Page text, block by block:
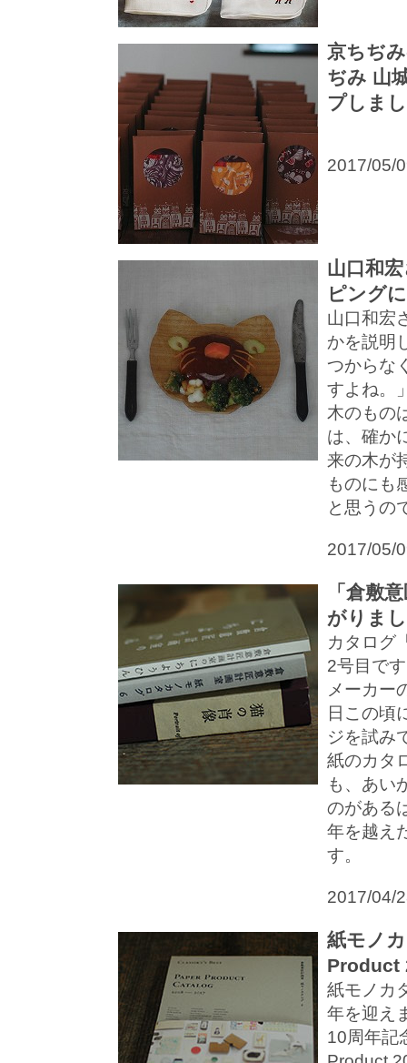
京ちぢ
ぢみ 山
プしま
2017/05/
山口和
ピング
山口和宏
かを説明
つからな
すよね。
木のもの
は、確か
来の木が
ものにも
と思うの
2017/05/
「倉敷
がりま
カタログ
2号目で
メーカー
日この頃
ジを試み
紙のカタ
も、あい
のがある
年を越え
す。
2017/04/
紙モノ
Product
紙モノカ
年を迎え
10周年記